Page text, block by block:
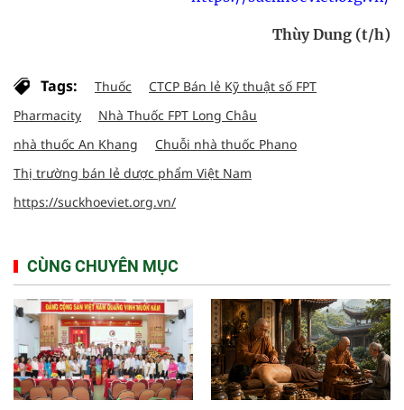
Thùy Dung (t/h)
Tags: Thuốc
CTCP Bán lẻ Kỹ thuật số FPT
Pharmacity
Nhà Thuốc FPT Long Châu
nhà thuốc An Khang
Chuỗi nhà thuốc Phano
Thị trường bán lẻ dược phẩm Việt Nam
https://suckhoeviet.org.vn/
CÙNG CHUYÊN MỤC